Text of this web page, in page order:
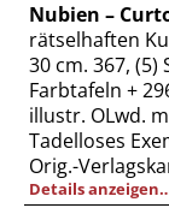
Nubien –
rätselhaften
30 cm. 367,
Farbtafeln +
illustr. OLwd.
Tadelloses
Orig.-
Details